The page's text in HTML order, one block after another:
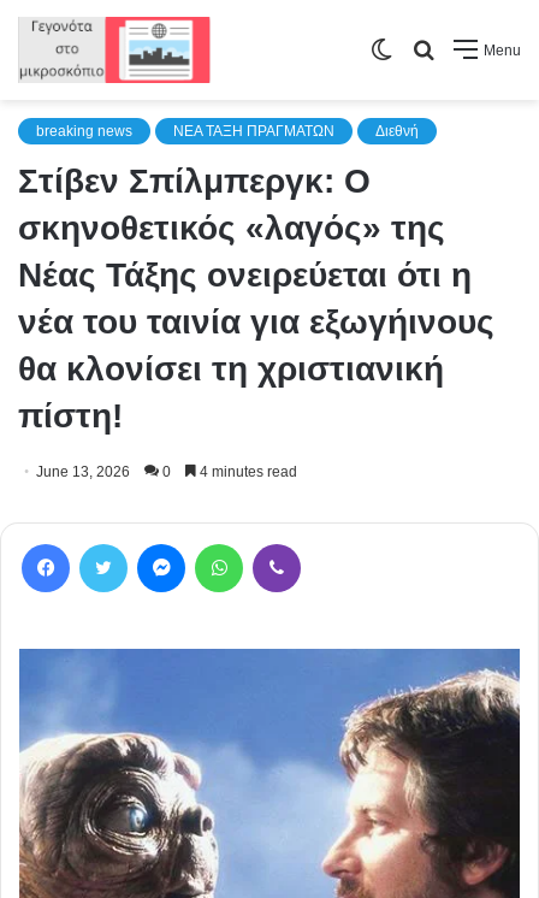
Menu
Search
Switch
breaking news NEA TAΞΗ ΠΡΑΓΜΑΤΩΝ Διεθνή
Στίβεν Σπίλμπεργκ: Ο
σκηνοθετικός «λαγός» της
Νέας Τάξης ονειρεύεται ότι η
νέα του ταινία για εξωγήινους
θα κλονίσει τη χριστιανική
πίστη!
June 13, 2026 0 4 minutes read
Facebook Twitter MessengerWhatsApp